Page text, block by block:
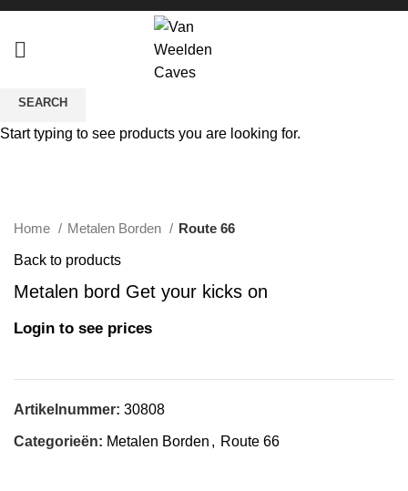
Home Metalen Borden Route 66
Back to products
Metalen bord Get your kicks on
Login to see prices
Artikelnummer: 30808
Categorieën: Metalen Borden , Route 66
SEARCH
Start typing to see products you are looking for.